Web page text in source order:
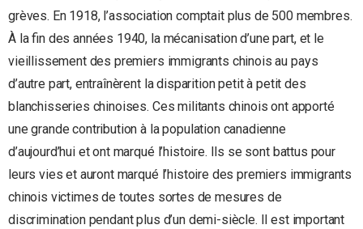
grèves. En 1918, l’association comptait plus de 500 membres.
À la fin des années 1940, la mécanisation d’une part, et le
vieillissement des premiers immigrants chinois au pays
d’autre part, entraînèrent la disparition petit à petit des
blanchisseries chinoises. Ces militants chinois ont apporté
une grande contribution à la population canadienne
d’aujourd’hui et ont marqué l’histoire. Ils se sont battus pour
leurs vies et auront marqué l’histoire des premiers immigrants
chinois victimes de toutes sortes de mesures de
discrimination pendant plus d’un demi-siècle. Il est important